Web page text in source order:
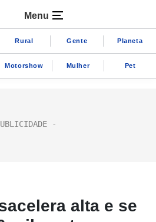
Menu
Rural Gente Planeta
Motorshow Mulher Pet
alta e se